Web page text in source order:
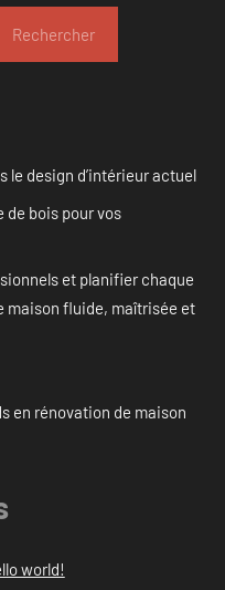
Rechercher
le design d’intérieur actuel
de bois pour vos
et planifier chaque
maison fluide, maîtrisée et
en rénovation de maison
world!